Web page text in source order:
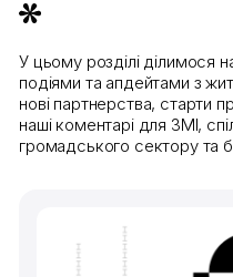
У цьому розділі ділимося
подіями та апдейтами з
нові партнерства, старти
наші коментарі для ЗМІ,
громадського сектору та